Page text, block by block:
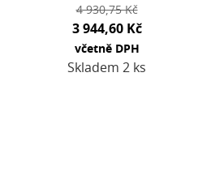
4 930,75 Kč
3 944,60 Kč
včetně DPH
Skladem 2 ks